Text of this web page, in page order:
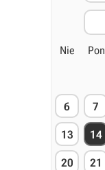
Nie Pon
6 7
13 14
20 21